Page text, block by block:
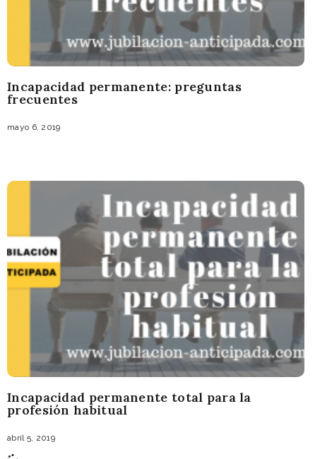
Incapacidad permanente: preguntas
frecuentes
mayo 6, 2019
Incapacidad permanente total para la
profesión habitual
abril 5, 2019